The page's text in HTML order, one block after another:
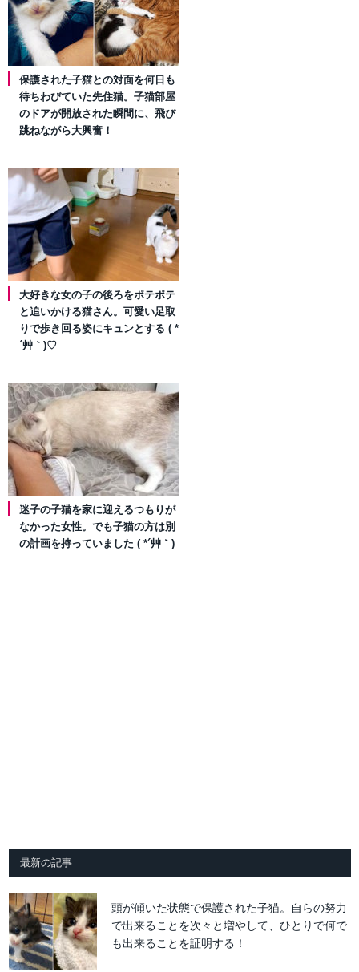
保護された子猫との対面を何日も
待ちわびていた先住猫。子猫部屋
のドアが開放された瞬間に、飛び
跳ねながら大興奮！
大好きな女の子の後ろをポテポテ
と追いかける猫さん。可愛い足取
りで歩き回る姿にキュンとする ( *
´艸｀)♡
迷子の子猫を家に迎えるつもりが
なかった女性。でも子猫の方は別
の計画を持っていました ( *´艸｀)
最新の記事
頭が傾いた状態で保護された子猫。自らの努力
で出来ることを次々と増やして、ひとりで何で
も出来ることを証明する！